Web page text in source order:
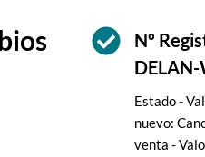
Nº
DELAN-
Estado -
nuevo:
venta -